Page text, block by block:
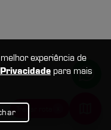
experiência de
para mais
Traçar rota